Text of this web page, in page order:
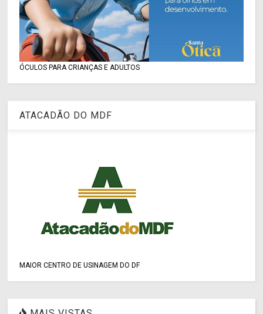
ÓCULOS PARA CRIANÇAS E ADULTOS
ATACADÃO DO MDF
MAIOR CENTRO DE USINAGEM DO DF